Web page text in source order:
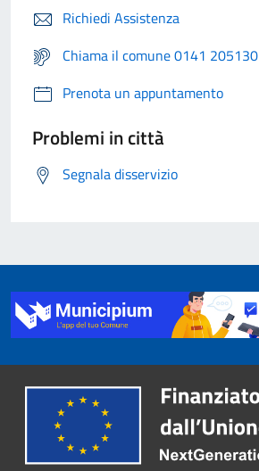
Richiedi Assistenza
Chiama il comune 0141 205130
Prenota un appuntamento
Problemi in città
Segnala disservizio